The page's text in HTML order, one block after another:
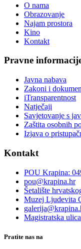
O nama
Obrazovanje
Najam prostora
Kino
Kontakt
Pravne
Javna nabava
Zakoni i
iTransparentnost
Natječaji
Savjetovanje s
Zaštita osobnih
Izjava o
Kontakt
POU Krapina:
pou@krapina.hr
Šetalište
Muzej Ljudevita
Magistratska
Pratite nas na